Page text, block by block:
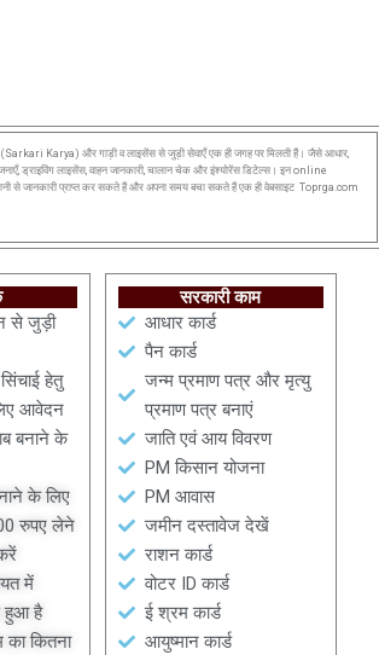
(Sarkari Karya) और गाड़ी व लाइसेंस से जुड़ी सेवाएँ एक ही जगह पर मिलती हैं। जैसे आधार,
ड्राइविंग लाइसेंस, वाहन जानकारी, चालान चेक और इंश्योरेंस डिटेल्स। इन online
से जानकारी प्राप्त कर सकते हैं और अपना समय बचा सकते हैं एक ही वेबसाइट Toprga.com
से जुड़ी
हेतु
आवेदन
बनाने के
के लिए
रुपए लेने
में
हुआ है
कितना
सरकारी काम
आधार कार्ड
पैन कार्ड
जन्म प्रमाण पत्र और मृत्यु
प्रमाण पत्र बनाएं
जाति एवं आय विवरण
PM किसान योजना
PM आवास
जमीन दस्तावेज देखें
राशन कार्ड
वोटर ID कार्ड
ई श्रम कार्ड
आयुष्मान कार्ड